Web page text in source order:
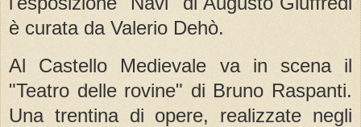
è curata da Valerio Dehò.
Al Castello Medievale va in scena il
"Teatro delle rovine" di Bruno Raspanti.
Una trentina di opere, realizzate negli